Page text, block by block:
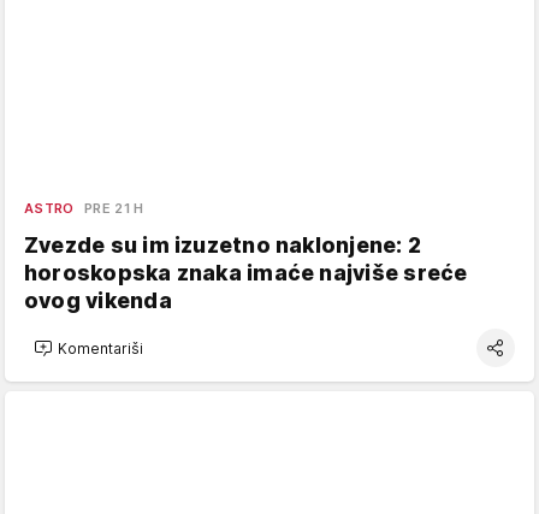
ASTRO PRE 21 H
Zvezde su im izuzetno naklonjene: 2
horoskopska znaka imaće najviše sreće
ovog vikenda
Komentariši